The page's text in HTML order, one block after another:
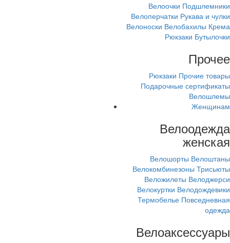
Велоочки Подшлемники
Велоперчатки Рукава и чулки
Велоноски Велобахилы Крема
Рюкзаки Бутылочки
Прочее
Рюкзаки Прочие товары
Подарочные сертификаты
Велошлемы
Женщинам
Велоодежда
женская
Велошорты Велоштаны
Велокомбинезоны Трисьюты
Веложилеты Велоджерси
Велокуртки Велодождевики
Термобелье Повседневная
одежда
Велоаксессуары